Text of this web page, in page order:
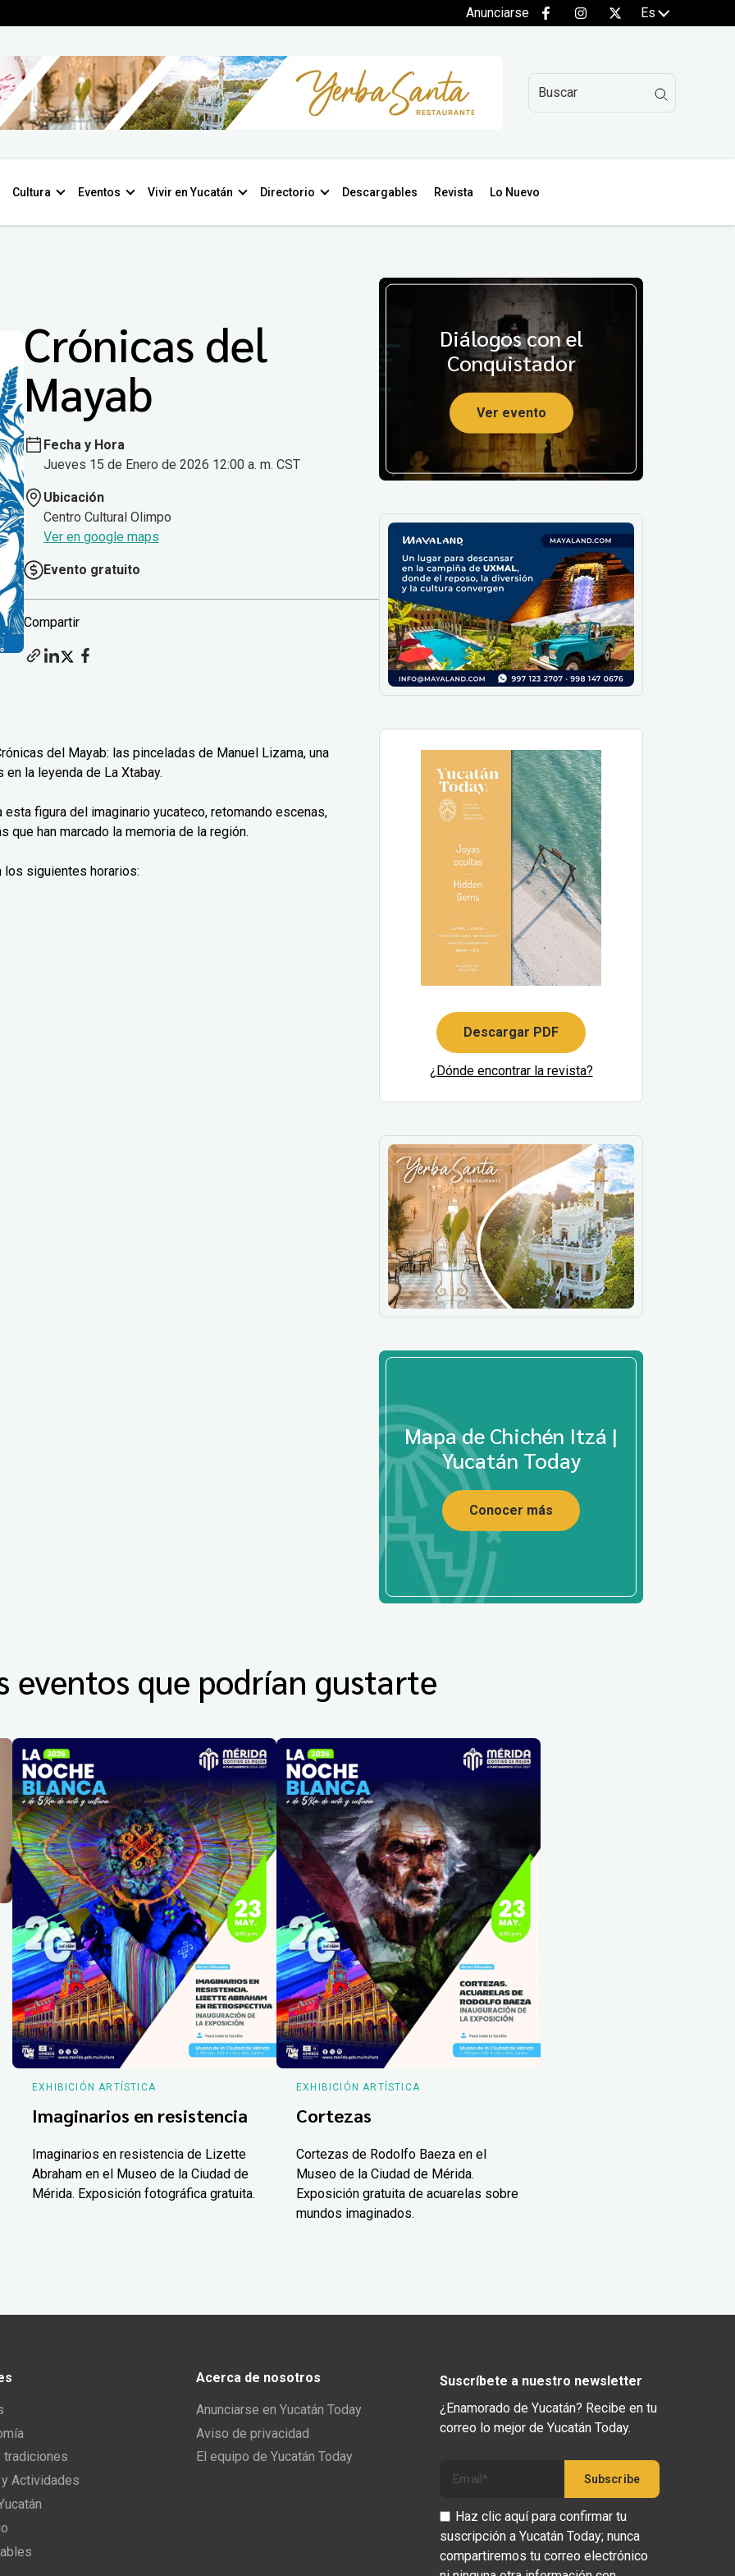
Anunciarse Es
Cultura Eventos Vivir en Yucatán Directorio Descargables Revista Lo Nuevo
Crónicas del
Mayab
Fecha y Hora
Jueves 15 de Enero de 2026 12:00 a. m. CST
Ubicación
Centro Cultural Olimpo
Ver en google maps
Evento gratuito
Compartir
del Mayab: las pinceladas de Manuel Lizama, una
la leyenda de La Xtabay.
figura del imaginario yucateco, retomando escenas,
han marcado la memoria de la región.
siguientes horarios:
Diálogos con el
Conquistador
Ver evento
Descargar PDF
¿Dónde encontrar la revista?
Mapa de Chichén Itzá |
Yucatán Today
Conocer más
eventos que podrían gustarte
EXHIBICIÓN ARTÍSTICA
Imaginarios en resistencia
Imaginarios en resistencia de Lizette
Abraham en el Museo de la Ciudad de
Mérida. Exposición fotográfica gratuita.
EXHIBICIÓN ARTÍSTICA
Cortezas
Cortezas de Rodolfo Baeza en el
Museo de la Ciudad de Mérida.
Exposición gratuita de acuarelas sobre
mundos imaginados.
tradiciones
Actividades
Acerca de nosotros
Anunciarse en Yucatán Today
Aviso de privacidad
El equipo de Yucatán Today
Suscríbete a nuestro newsletter
¿Enamorado de Yucatán? Recibe en tu
correo lo mejor de Yucatán Today.
Haz clic aquí para confirmar tu
suscripción a Yucatán Today; nunca
compartiremos tu correo electrónico